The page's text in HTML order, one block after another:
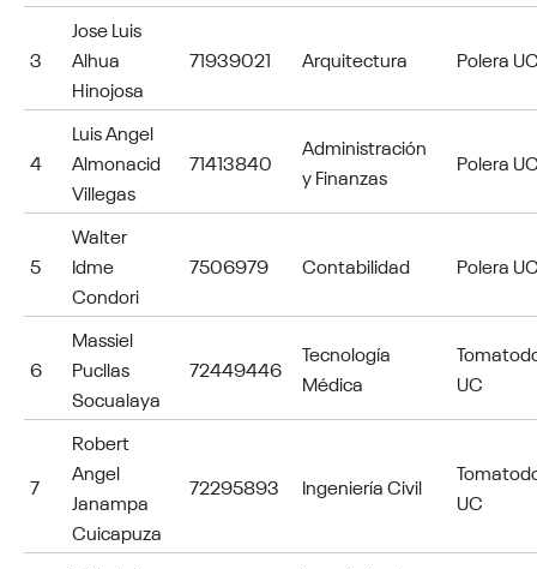
3
Jose Luis
Alhua
Hinojosa
71939021 Arquitectura Polera
4
Luis Angel
Almonacid
Villegas
71413840
Administración
y Finanzas
Polera
5
Walter
Idme
Condori
7506979 Contabilidad Polera
6
Massiel
Pucllas
Socualaya
72449446
Tecnología
Médica
UC
7
Robert
Angel
Janampa
Cuicapuza
72295893 Ingeniería Civil
UC